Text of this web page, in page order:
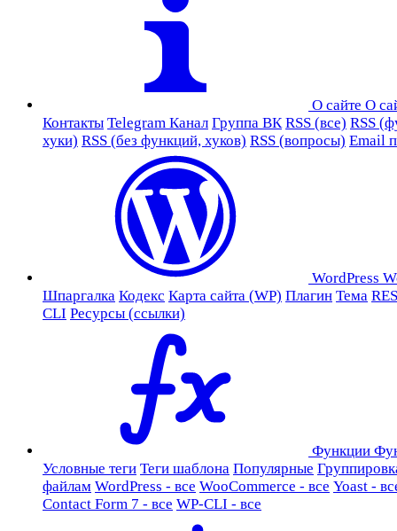
О сайте О
Контакты Telegram Канал Группа ВК RSS (все) RSS
хуки) RSS (без функций, хуков) RSS (вопросы) Email
WordPress
Шпаргалка Кодекс Карта сайта (WP) Плагин Тема
CLI Ресурсы (ссылки)
Функции
Условные теги Теги шаблона Популярные
файлам WordPress - все WooCommerce - все Yoast -
Contact Form 7 - все WP-CLI - все